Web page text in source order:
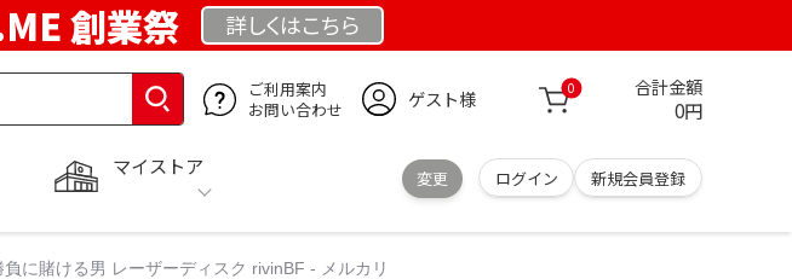
創業祭 詳しくはこちら
ご利用案内
お問い合わせ
ゲスト様 0 合計金額
0円
マイストア
変更 ログイン 新規会員登録
る男 レーザーディスク rivinBF - メルカリ